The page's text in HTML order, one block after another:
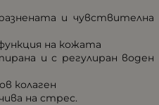
и чувствителна
на кожата
и с регулиран воден
колаген
на стрес.